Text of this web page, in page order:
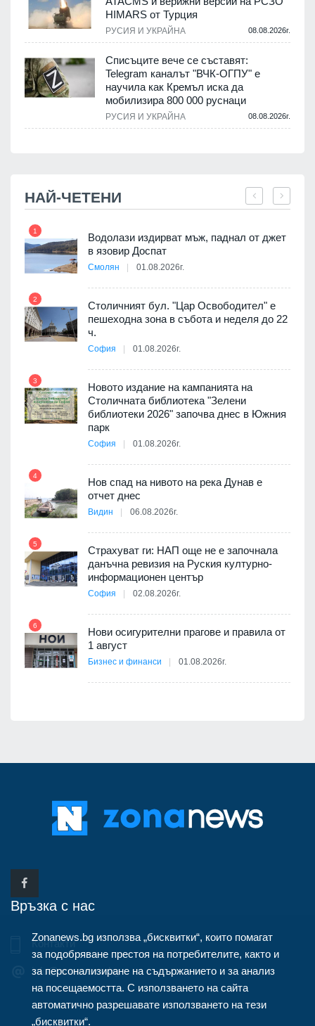
HIMARS от Турция
РУСИЯ И УКРАЙНА 08.08.2026г.
Списъците вече се съставят:
Telegram каналът "ВЧК-ОГПУ" е
научила как Кремъл иска да
мобилизира 800 000 руснаци
РУСИЯ И УКРАЙНА 08.08.2026г.
НАЙ-ЧЕТЕНИ
1
Водолази издирват мъж, паднал от джет
в язовир Доспат
Смолян 01.08.2026г.
2
Столичният бул. "Цар Освободител" е
пешеходна зона в събота и неделя до 22
ч.
София 01.08.2026г.
3
Новото издание на кампанията на
Столичната библиотека "Зелени
библиотеки 2026" започва днес в Южния
парк
София 01.08.2026г.
4
Нов спад на нивото на река Дунав е
отчет днес
Видин 06.08.2026г.
5
Страхуват ги: НАП още не е започнала
данъчна ревизия на Руския културно-
информационен център
София 02.08.2026г.
6
Нови осигурителни прагове и правила от
1 август
Бизнес и финанси 01.08.2026г.
Връзка с нас
Контакти
info@zonanews.bg
Zonanews.bg използва „бисквитки“, които помагат
за подобряване престоя на потребителите, както и
за персонализиране на съдържанието и за анализ
на посещаемостта. С използването на сайта
автоматично разрешавате използването на тези
„бисквитки“.